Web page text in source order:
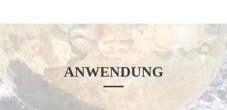
ANWENDUNG